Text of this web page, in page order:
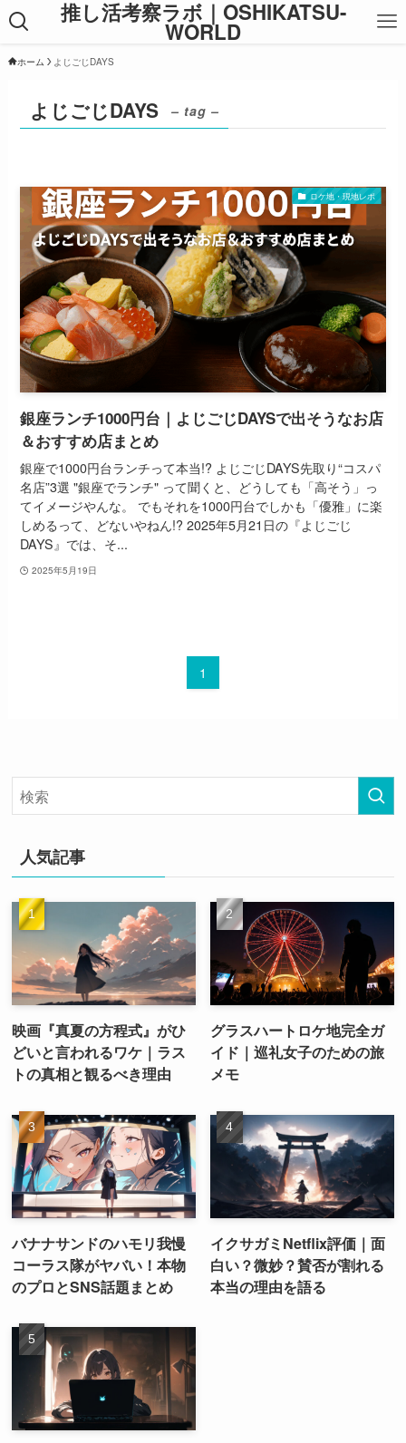
推し活考察ラボ｜OSHIKATSU-
WORLD
ホーム よじごじDAYS
よじごじDAYS – tag –
ロケ地・現地レポ
銀座ランチ1000円台｜よじごじDAYSで出そうなお店
＆おすすめ店まとめ
銀座で1000円台ランチって本当!? よじごじDAYS先取り“コスパ
名店”3選 "銀座でランチ" って聞くと、どうしても「高そう」っ
てイメージやんな。 でもそれを1000円台でしかも「優雅」に楽
しめるって、どないやねん!? 2025年5月21日の『よじごじ
DAYS』では、そ...
2025年5月19日
1
人気記事
映画『真夏の方程式』がひ
どいと言われるワケ｜ラス
トの真相と観るべき理由
グラスハートロケ地完全ガ
イド｜巡礼女子のための旅
メモ
バナナサンドのハモリ我慢
コーラス隊がヤバい！本物
のプロとSNS話題まとめ
イクサガミNetflix評価｜面
白い？微妙？賛否が割れる
本当の理由を語る